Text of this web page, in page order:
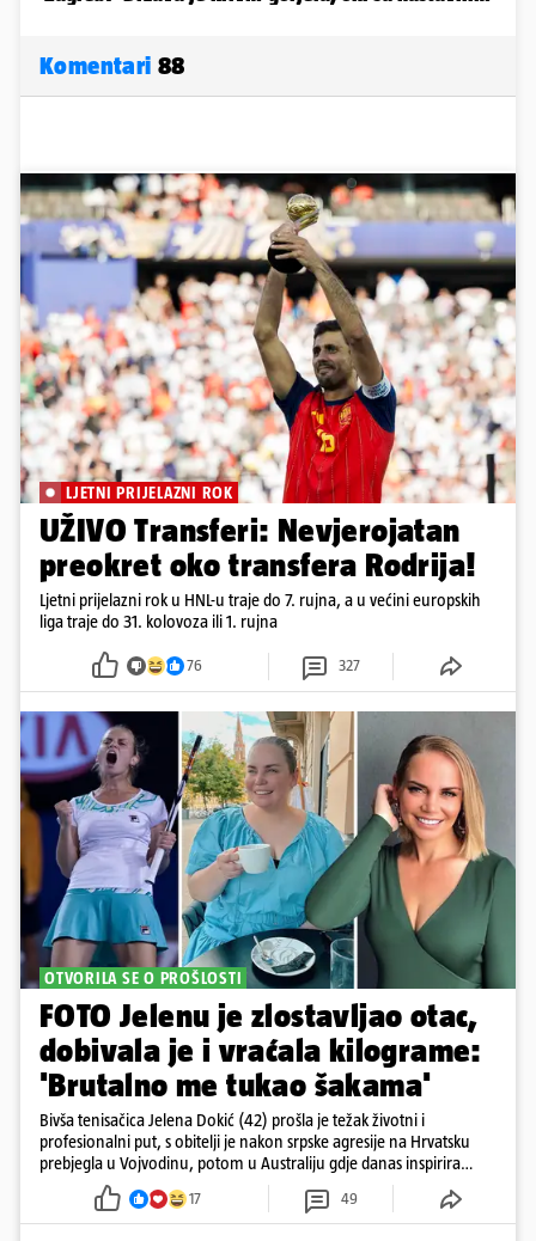
Komentari 88
LJETNI PRIJELAZNI ROK
UŽIVO Transferi: Nevjerojatan
preokret oko transfera Rodrija!
Ljetni prijelazni rok u HNL-u traje do 7. rujna, a u većini europskih
liga traje do 31. kolovoza ili 1. rujna
76 327
OTVORILA SE O PROŠLOSTI
FOTO Jelenu je zlostavljao otac,
dobivala je i vraćala kilograme:
'Brutalno me tukao šakama'
Bivša tenisačica Jelena Dokić (42) prošla je težak životni i
profesionalni put, s obitelji je nakon srpske agresije na Hrvatsku
prebjegla u Vojvodinu, potom u Australiju gdje danas inspirira
17 49